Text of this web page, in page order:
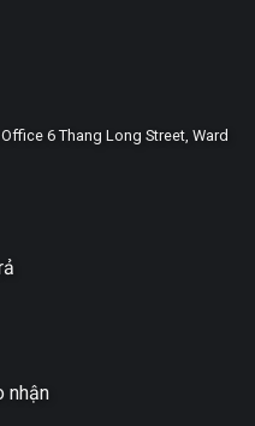
Office 6 Thang Long Street, Ward
nhận